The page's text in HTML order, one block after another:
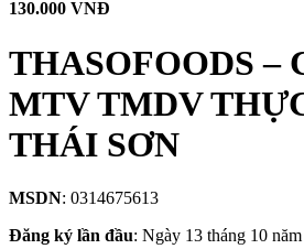
130.000 VNĐ
THASOFOODS –
MTV TMDV
THÁI SƠN
MSDN: 0314675613
Đăng ký lần đầu: Ngày 13 tháng 10